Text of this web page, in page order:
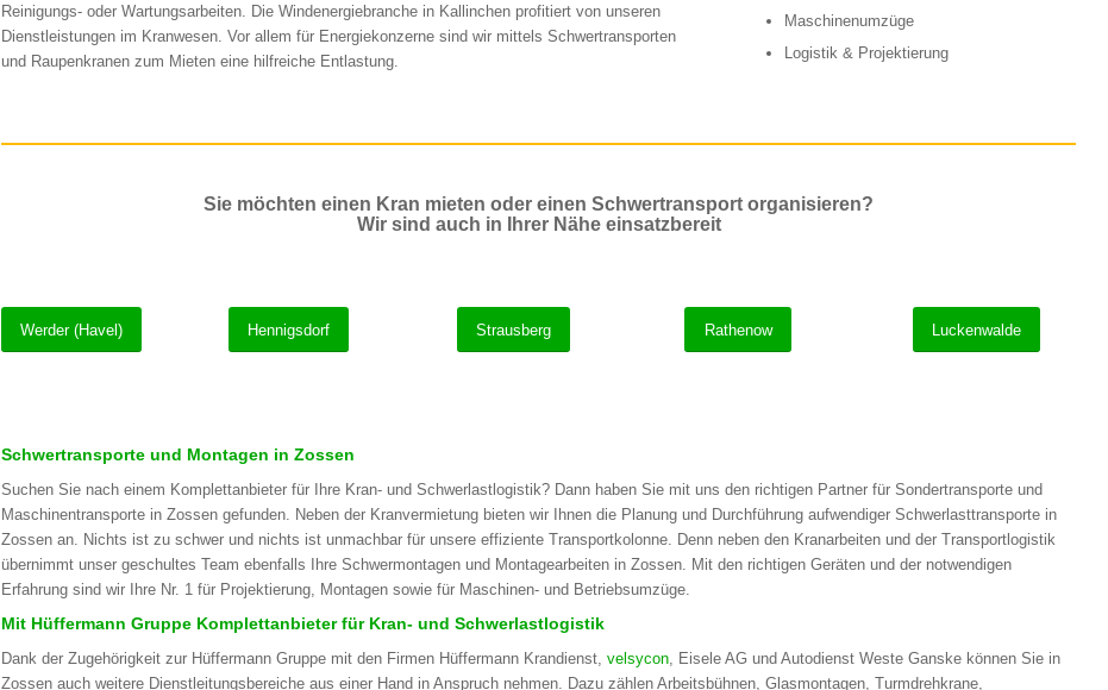
Reinigungs- oder Wartungsarbeiten. Die Windenergiebranche in Kallinchen profitiert von unseren
Dienstleistungen im Kranwesen. Vor allem für Energiekonzerne sind wir mittels Schwertransporten
und Raupenkranen zum Mieten eine hilfreiche Entlastung.
Maschinenumzüge
Logistik & Projektierung
Sie möchten einen Kran mieten oder einen Schwertransport organisieren?
Wir sind auch in Ihrer Nähe einsatzbereit
Werder (Havel) Hennigsdorf Strausberg Rathenow Luckenwalde
Schwertransporte und Montagen in Zossen
Suchen Sie nach einem Komplettanbieter für Ihre Kran- und Schwerlastlogistik? Dann haben Sie mit uns den richtigen Partner für Sondertransporte und
Maschinentransporte in Zossen gefunden. Neben der Kranvermietung bieten wir Ihnen die Planung und Durchführung aufwendiger Schwerlasttransporte in
Zossen an. Nichts ist zu schwer und nichts ist unmachbar für unsere effiziente Transportkolonne. Denn neben den Kranarbeiten und der Transportlogistik
übernimmt unser geschultes Team ebenfalls Ihre Schwermontagen und Montagearbeiten in Zossen. Mit den richtigen Geräten und der notwendigen
Erfahrung sind wir Ihre Nr. 1 für Projektierung, Montagen sowie für Maschinen- und Betriebsumzüge.
Mit Hüffermann Gruppe Komplettanbieter für Kran- und Schwerlastlogistik
Dank der Zugehörigkeit zur Hüffermann Gruppe mit den Firmen Hüffermann Krandienst, velsycon, Eisele AG und Autodienst Weste Ganske können Sie in
Zossen auch weitere Dienstleitungsbereiche aus einer Hand in Anspruch nehmen. Dazu zählen Arbeitsbühnen, Glasmontagen, Turmdrehkrane,